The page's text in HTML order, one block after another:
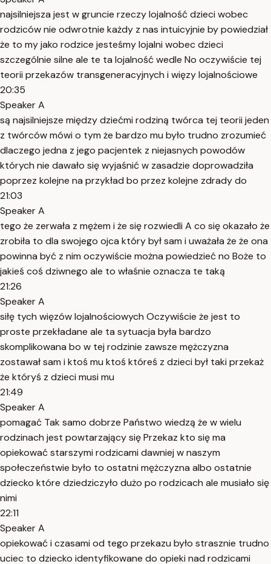
najsilniejsza jest w gruncie rzeczy lojalność dzieci wobec
rodziców nie odwrotnie każdy z nas intuicyjnie by powiedział
że to my jako rodzice jesteśmy lojalni wobec dzieci
szczególnie silne ale te ta lojalność wedle No oczywiście tej
teorii przekazów transgeneracyjnych i więzy lojalnościowe
20:35
Speaker A
są najsilniejsze między dziećmi rodziną twórca tej teorii jeden
z twórców mówi o tym że bardzo mu było trudno zrozumieć
dlaczego jedna z jego pacjentek z niejasnych powodów
których nie dawało się wyjaśnić w zasadzie doprowadziła
poprzez kolejne na przykład bo przez kolejne zdrady do
21:03
Speaker A
tego że zerwała z mężem i że się rozwiedli A co się okazało że
zrobiła to dla swojego ojca który był sam i uważała że że ona
powinna być z nim oczywiście można powiedzieć no Boże to
jakieś coś dziwnego ale to właśnie oznacza te taką
21:26
Speaker A
siłę tych więzów lojalnościowych Oczywiście że jest to
proste przekładane ale ta sytuacja była bardzo
skomplikowana bo w tej rodzinie zawsze mężczyzna
zostawał sam i ktoś mu ktoś któreś z dzieci był taki przekaż
że któryś z dzieci musi mu
21:49
Speaker A
pomagać Tak samo dobrze Państwo wiedzą że w wielu
rodzinach jest powtarzający się Przekaz kto się ma
opiekować starszymi rodzicami dawniej w naszym
społeczeństwie było to ostatni mężczyzna albo ostatnie
dziecko które dziedziczyło dużo po rodzicach ale musiało się
nimi
22:11
Speaker A
opiekować i czasami od tego przekazu było strasznie trudno
uciec to dziecko identyfikowane do opieki nad rodzicami